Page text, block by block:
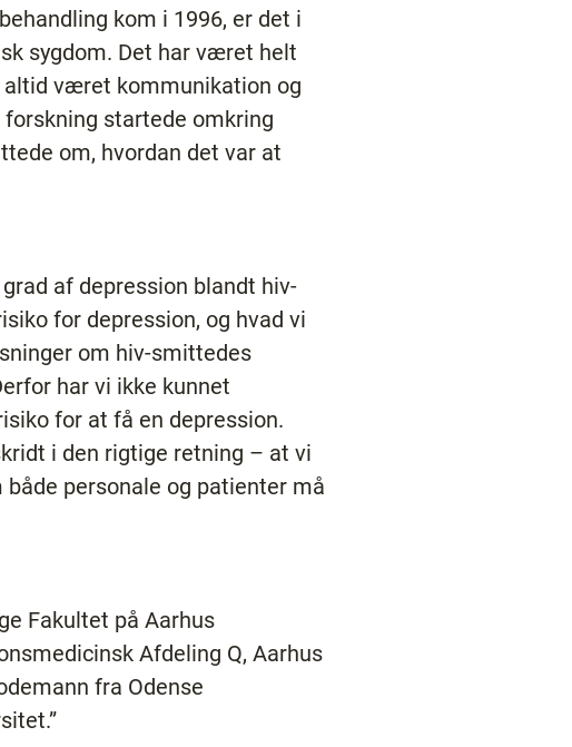
kom i 1996, er det i
sygdom. Det har været helt
været kommunikation og
startede omkring
om, hvordan det var at
af depression blandt hiv-
for depression, og hvad vi
om hiv-smittedes
har vi ikke kunnet
for at få en depression.
i den rigtige retning – at vi
personale og patienter må
Fakultet på Aarhus
Afdeling Q, Aarhus
fra Odense